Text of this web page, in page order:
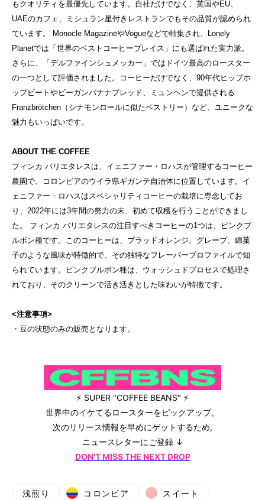
もクオリティを最優先しています。自社だけでなく、英国やEU、
UAEのカフェ、ミシュラン星付きレストランでもその品質が認められ
ています。 Monocle MagazineやVogueなどで特集され、Lonely
Planetでは「世界のベストコーヒープレイス」にも選ばれた実力派。
さらに、「デルファインシュメッカー」ではドイツ最高のロースター
の一つとして評価されました。コーヒーだけでなく、90年代ヒップホ
ップビートやビーガンバナナブレッド、ミュンヘンで提供される
Franzbrötchen（シナモンロールに似たペストリー）など、ユニークな
魅力もいっぱいです。
ABOUT THE COFFEE
フィンカ バリエタレスは、イェニファー・ロハスが管理するコーヒー
農園で、コロンビアのウイラ県ギガンテ自治体に位置しています。イ
ェニファー・ロハスはスペシャリティコーヒーの栽培に専念してお
り、2022年には3年間の努力の末、初めて収穫を行うことができまし
た。 フィンカ バリエタレスの注目すべきコーヒーの1つは、ピンクブ
ルボン種です。このコーヒーは、ブラッドオレンジ、グレープ、綿菓
子のような風味が特徴的で、その独特なフレーバープロファイルで知
られています。ピンクブルボン種は、ウォッシュドプロセスで処理さ
れており、そのクリーンで活き活きとした味わいが特徴です。
<注意事項>
・豆の状態のみの販売となります。
⚡ SUPER "COFFEE BEANS" ⚡
世界中のイケてるロースターをピックアップ。
次のリリース情報を早めにゲットするため,
ニュースレターにご登録 ↓
DON'T MISS THE NEXT DROP
浅煎り コロンビア
スイート